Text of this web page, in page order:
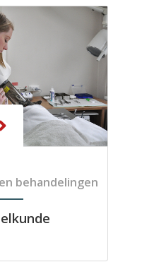
behandelingen